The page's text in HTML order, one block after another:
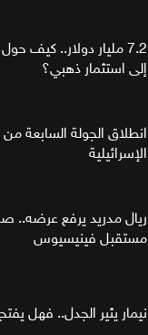
7.2 مليار دولار.. كيف
إلى استثمار ذهبي؟
انطلاق الجولة السابعة من
الإسرائيلية
ريال مدريد يرفع عرضه..
مستقبل فينيسيوس
نيمار يثير الجدل.. فهل